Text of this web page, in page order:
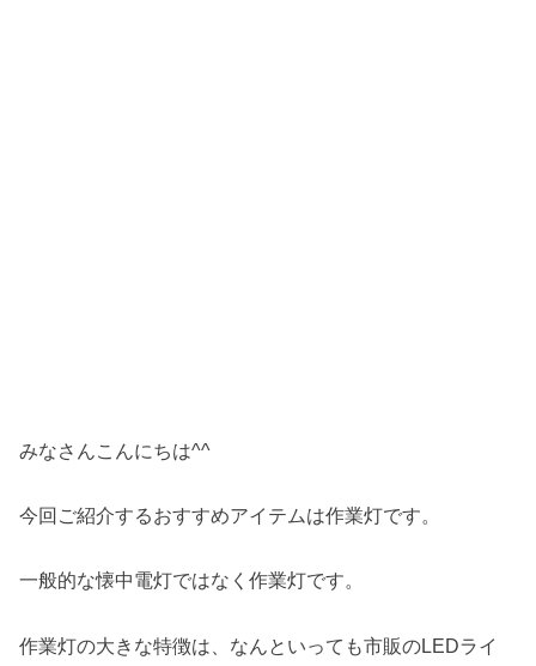
みなさんこんにちは^^
今回ご紹介するおすすめアイテムは作業灯です。
一般的な懐中電灯ではなく作業灯です。
作業灯の大きな特徴は、なんといっても市販のLEDライ